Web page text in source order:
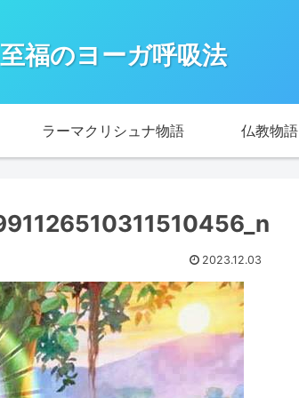
至福のヨーガ呼吸法
ラーマクリシュナ物語 仏教物語
2023.12.03